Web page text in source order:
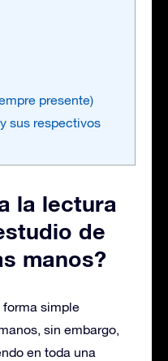
presente)
sus respectivos
la lectura
de
manos?
simple
sin embargo,
en toda una